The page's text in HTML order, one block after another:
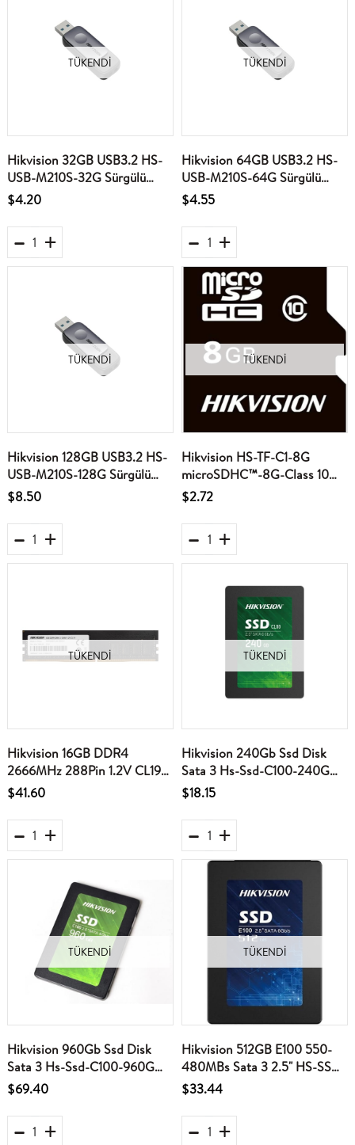
TÜKENDI
Hikvision 32GB USB3.2 HS-
USB-M210S-32G Sürgülü
Siyah Flash Bellek
$4.20
TÜKENDI
Hikvision 64GB USB3.2 HS-
USB-M210S-64G Sürgülü
Siyah Flash Bellek
$4.55
TÜKENDI
Hikvision 128GB USB3.2 HS-
USB-M210S-128G Sürgülü
Siyah Flash Bellek
$8.50
TÜKENDI
Hikvision HS-TF-C1-8G
microSDHC™-8G-Class 10
and UHS-I - TLC MicroSD
Hafıza Kartı
$2.72
TÜKENDI
Hikvision 16GB DDR4
2666MHz 288Pin 1.2V CL19
PC Ram
$41.60
TÜKENDI
Hikvision 240Gb Ssd Disk
Sata 3 Hs-Ssd-C100-240G
550Mb-450Mb Harddisk
$18.15
TÜKENDI
Hikvision 960Gb Ssd Disk
Sata 3 Hs-Ssd-C100-960G
560Mb-500Mb Harddisk
$69.40
TÜKENDI
Hikvision 512GB E100 550-
480MBs Sata 3 2.5" HS-SSD-
E100-512G Ssd Harddisk
$33.44